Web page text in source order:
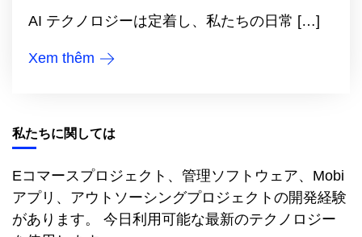
AI テクノロジーは定着し、私たちの日常 […]
Xem thêm
私たちに関しては
Eコマースプロジェクト、管理ソフトウェア、Mobi
アプリ、アウトソーシングプロジェクトの開発経験
があります。 今日利用可能な最新のテクノロジー